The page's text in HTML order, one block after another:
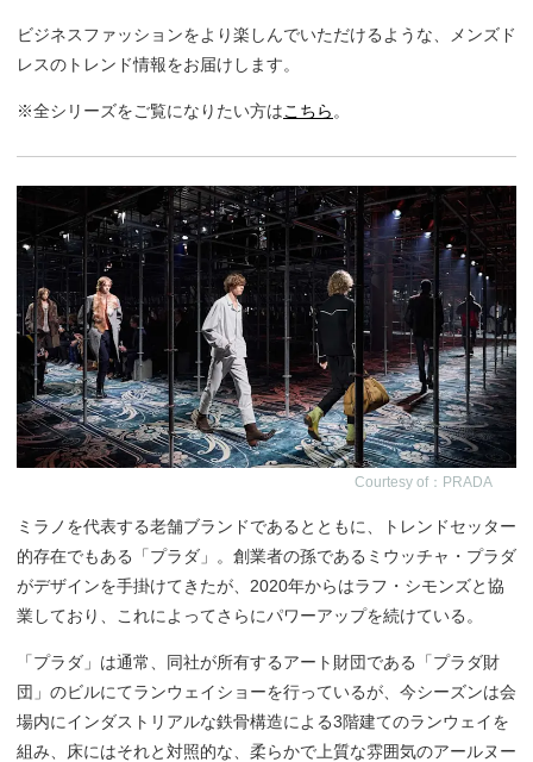
ビジネスファッションをより楽しんでいただけるような、メンズド
レスのトレンド情報をお届けします。
※全シリーズをご覧になりたい方はこちら。
Courtesy of：PRADA
ミラノを代表する老舗ブランドであるとともに、トレンドセッター
的存在でもある「プラダ」。創業者の孫であるミウッチャ・プラダ
がデザインを手掛けてきたが、2020年からはラフ・シモンズと協
業しており、これによってさらにパワーアップを続けている。
「プラダ」は通常、同社が所有するアート財団である「プラダ財
団」のビルにてランウェイショーを行っているが、今シーズンは会
場内にインダストリアルな鉄骨構造による3階建てのランウェイを
組み、床にはそれと対照的な、柔らかで上質な雰囲気のアールヌー